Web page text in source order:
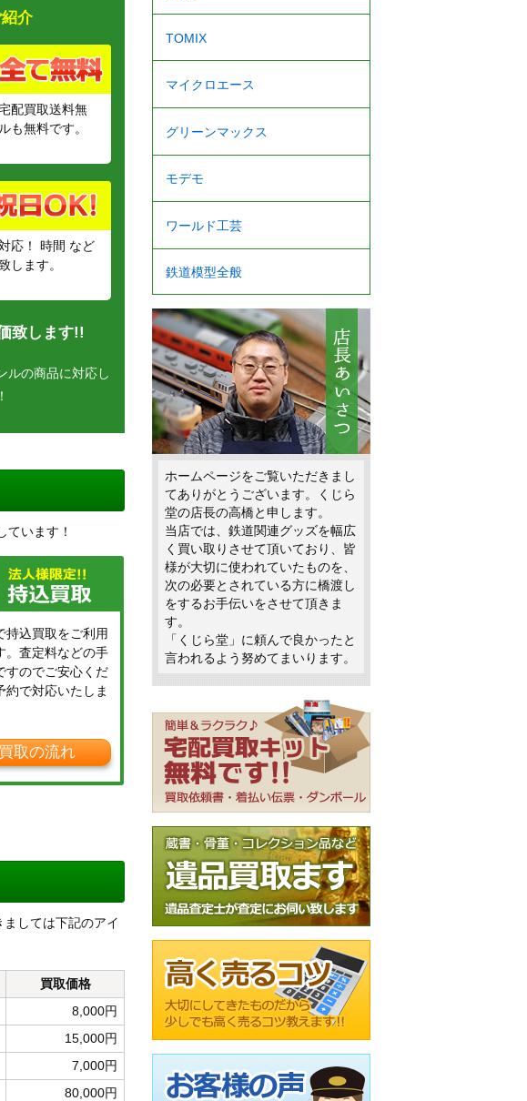
介
配買取送料無
も無料です。
応！ 時間 など
します。
致します!!
ルの商品に対応し
ています！
持込買取をご利用
。査定料などの手
すのでご安心くだ
約で対応いたしま
取の流れ
しては下記のアイ
買取価格
8,000円
15,000円
7,000円
80,000円
TOMIX
マイクロエース
グリーンマックス
モデモ
ワールド工芸
鉄道模型全般
ホームページをご覧いただきまし
てありがとうございます。くじら
堂の店長の高橋と申します。
当店では、鉄道関連グッズを幅広
く買い取りさせて頂いており、皆
様が大切に使われていたものを、
次の必要とされている方に橋渡し
をするお手伝いをさせて頂きま
す。
「くじら堂」に頼んで良かったと
言われるよう努めてまいります。